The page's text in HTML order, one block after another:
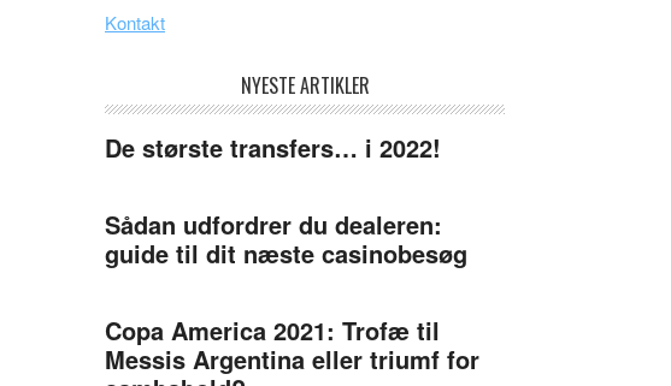
Kontakt
NYESTE ARTIKLER
De største transfers… i 2022!
Sådan udfordrer du dealeren:
guide til dit næste casinobesøg
Copa America 2021: Trofæ til
Messis Argentina eller triumf for